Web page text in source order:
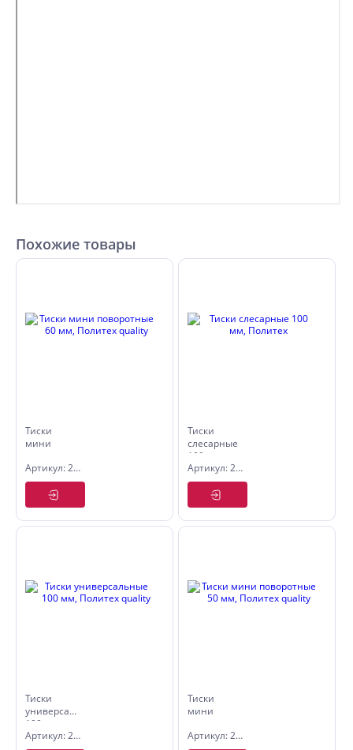
Похожие товары
Тиски
мини
60 мм,
Политех
quality
Артикул: 2549325
Тиски
слесарные
100 мм,
Политех
Артикул: 2549241
Тиски
универсальные
100 мм,
Политех
Артикул: 2549341
Тиски
мини
50 мм,
Артикул: 2549323